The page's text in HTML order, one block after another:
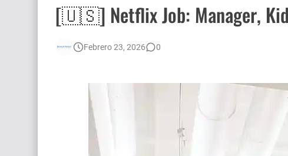
[EXPIRADO] Productor BTL | Feedback Group | Bolsa
🌎 Video Editor Ads - Naked & Thriving (Remoto)
Búsqueda: Diseñador/a Gráfico Freelance - Cornelia
EXPIRADO: Creative Director en BLOODY (Madrid,
Guía definitiva para buscar trabajo de Cine en
[🇺🇸] Netflix Job: Manager,
Febrero 23, 2026 0